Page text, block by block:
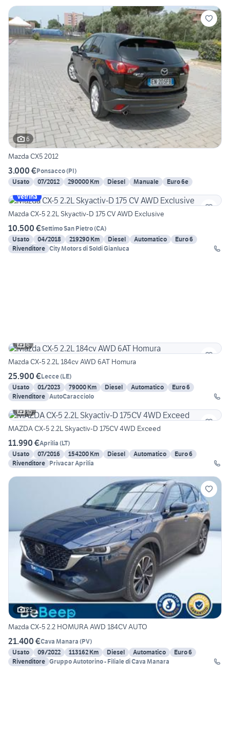
6
Mazda CX5 2012
3.000 €Ponsacco(PI)
Usato
07/2012 290000 Km Diesel Manuale
Euro 6e
Vetrina
Mazda CX-5 2.2L Skyactiv-D 175 CV AWD Exclusive
10.500 €Settimo San Pietro(CA)
Usato
04/2018 219290 Km Diesel Automatico
Euro 6
Rivenditore City Motors di Soldi Gianluca
6
Mazda CX-5 2.2L 184cv AWD 6AT Homura
25.900 €Lecce(LE)
Usato
01/2023 79000 Km Diesel Automatico
Euro 6
Rivenditore AutoCaracciolo
15
MAZDA CX-5 2.2L Skyactiv-D 175CV 4WD Exceed
11.990 €Aprilia (LT)
Usato
07/2016 154200 Km Diesel Automatico
Euro 6
Rivenditore Privacar Aprilia
25
Mazda CX-5 2.2 HOMURA AWD 184CV AUTO
21.400 €Cava Manara (PV)
Usato
09/2022 113162 Km Diesel Automatico
Euro 6
Rivenditore Gruppo Autotorino - Filiale di Cava Manara